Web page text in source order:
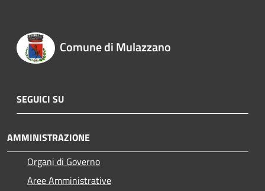
Comune di Mulazzano
SEGUICI SU
AMMINISTRAZIONE
Organi di Governo
Aree Amministrative